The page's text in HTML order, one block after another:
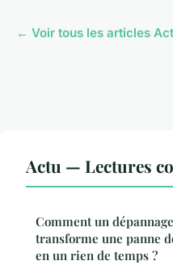
← Voir tous les articles
Actu — Lectures
Comment un
transforme une panne
en un rien de temps ?